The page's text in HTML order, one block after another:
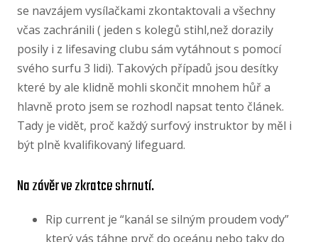
se navzájem vysílačkami zkontaktovali a všechny
včas zachránili ( jeden s kolegů stihl,než dorazily
posily i z lifesaving clubu sám vytáhnout s pomocí
svého surfu 3 lidi). Takových případů jsou desítky
které by ale klidně mohli skončit mnohem hůř a
hlavně proto jsem se rozhodl napsat tento článek.
Tady je vidět, proč každý surfový instruktor by měl i
být plně kvalifikovaný lifeguard.
Na závěr ve zkratce shrnutí.
Rip current je “kanál se silným proudem vody”
který vás táhne pryč do oceánu nebo taky do